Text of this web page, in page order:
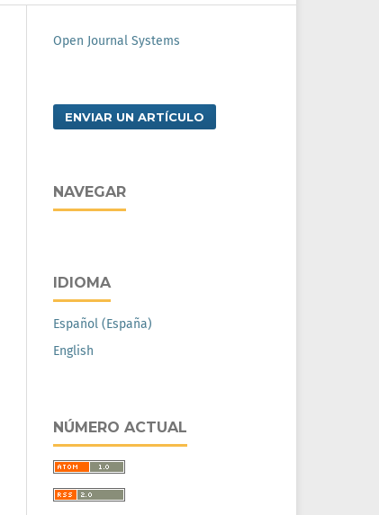
Open Journal Systems
ENVIAR UN ARTÍCULO
NAVEGAR
IDIOMA
Español (España)
English
NÚMERO ACTUAL